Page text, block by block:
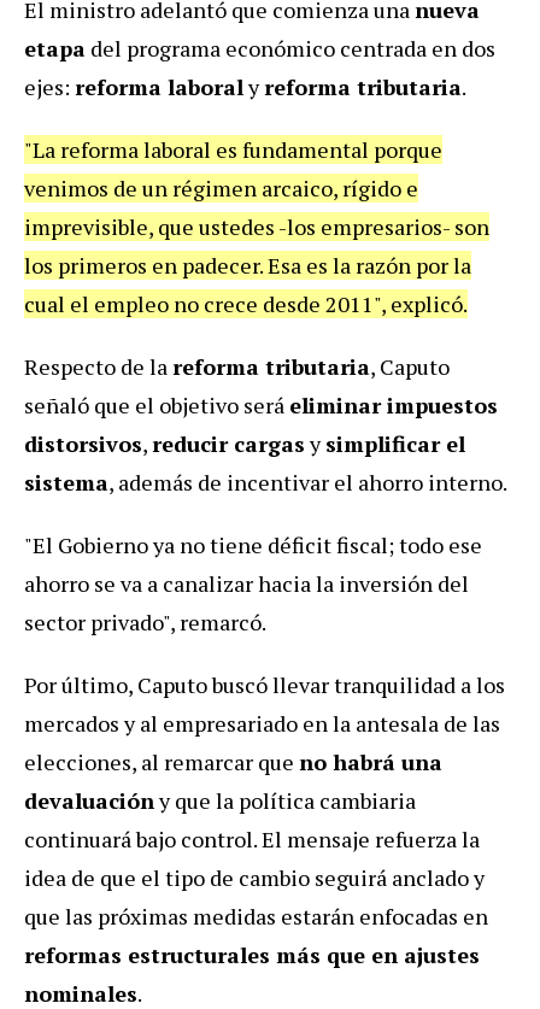
El ministro adelantó que comienza unanueva
etapa del programa económico centrada en dos
ejes: reforma laboralyreforma tributaria.
"La reforma laboral es fundamental porque
venimos de un régimen arcaico, rígido e
imprevisible, que ustedes -los empresarios- son
los primeros en padecer. Esa es la razón por la
cual el empleo no crece desde 2011", explicó.
Respecto de lareforma tributaria, Caputo
señaló que el objetivo será eliminar impuestos
distorsivos,reducir cargasysimplificar el
sistema, además de incentivar el ahorro interno.
"El Gobierno ya no tiene déficit fiscal; todo ese
ahorro se va a canalizar hacia la inversión del
sector privado", remarcó.
Por último, Caputo buscó llevar tranquilidad a los
mercados y al empresariado en la antesala de las
elecciones, al remarcar que no habrá una
devaluacióny que la política cambiaria
continuará bajo control. El mensaje refuerza la
idea de que el tipo de cambio seguirá anclado y
que las próximas medidas estarán enfocadas en
reformas estructurales más que en ajustes
nominales.